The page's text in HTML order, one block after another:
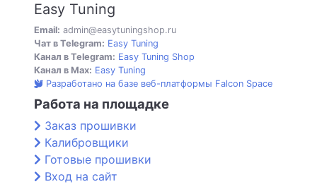
Easy Tuning
Email: admin@easytuningshop.ru
Чат в Telegram: Easy Tuning
Канал в Telegram: Easy Tuning Shop
Канал в Max: Easy Tuning
Разработано на базе веб-платформы Falcon Space
Работа на площадке
Заказ прошивки
Калибровщики
Готовые прошивки
Вход на сайт